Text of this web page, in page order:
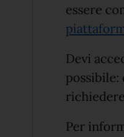
essere
Devi
possibile:
Per